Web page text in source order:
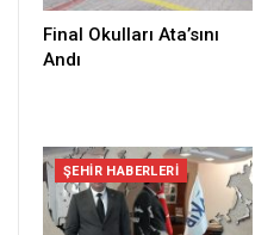
Final Okulları Ata’sını
Andı
ŞEHIR HABERLERI